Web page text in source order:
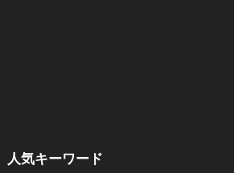
人気キーワード